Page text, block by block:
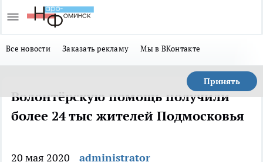
Все новости Заказать рекламу Мы в ВКонтакте
Принять
Волонтёрскую помощь получили
более 24 тыс жителей Подмосковья
20 мая 2020 administrator